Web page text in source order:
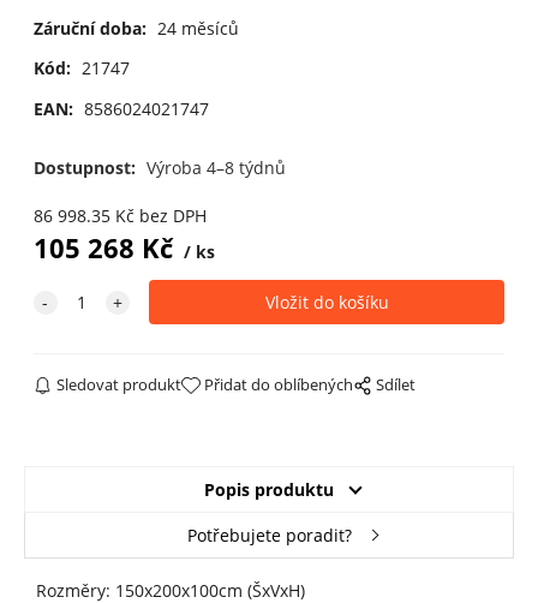
Záruční doba: 24 měsíců
Kód: 21747
EAN: 8586024021747
Dostupnost: Výroba 4–8 týdnů
86 998.35Kč bez DPH
105 268 Kč ks
Sledovat produkt Přidat do oblíbených Sdílet
Popis produktu
Potřebujete poradit?
Rozměry: 150x200x100cm (ŠxVxH)